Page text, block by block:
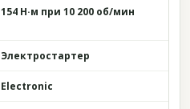
154 Н·м при 10 200 об/мин
Электростартер
Electronic